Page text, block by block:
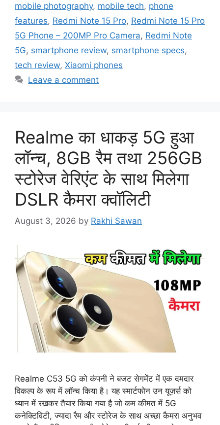
mobile photography, mobile tech, phone
features, Redmi Note 15 Pro, Redmi Note 15 Pro
5G Phone – 200MP Pro Camera, Redmi Note
5G, smartphone review, smartphone specs,
tech review, Xiaomi phones
Leave a comment
Realme का धाकड़ 5G हुआ
लॉन्च, 8GB रैम तथा 256GB
स्टोरेज वेरिएंट के साथ मिलेगा
DSLR कैमरा क्वॉलिटी
August 3, 2026 by Rakhi Sawan
Realme C53 5G को कंपनी ने बजट सेगमेंट में एक दमदार
विकल्प के रूप में लॉन्च किया है। यह स्मार्टफोन उन यूज़र्स को
ध्यान में रखकर तैयार किया गया है जो कम कीमत में 5G
कनेक्टिविटी, ज्यादा रैम और स्टोरेज के साथ अच्छा कैमरा अनुभव